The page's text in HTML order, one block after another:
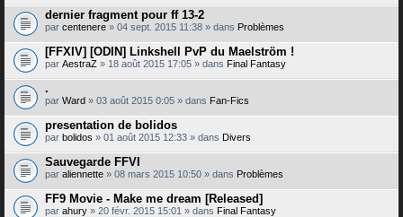
dernier fragment pour ff 13-2
par centenere » 04 sept. 2015 11:38 » dans Problèmes
[FFXIV] [ODIN] Linkshell PvP du Maelström !
par AestraZ » 18 août 2015 17:05 » dans Final Fantasy
.
par Ward » 03 août 2015 0:05 » dans Fan-Fics
presentation de bolidos
par bolidos » 01 août 2015 12:33 » dans Divers
Sauvegarde FFVI
par aliennette » 08 mars 2015 10:50 » dans Problèmes
FF9 Movie - Make me dream [Released]
par ahury » 20 févr. 2015 15:01 » dans Final Fantasy